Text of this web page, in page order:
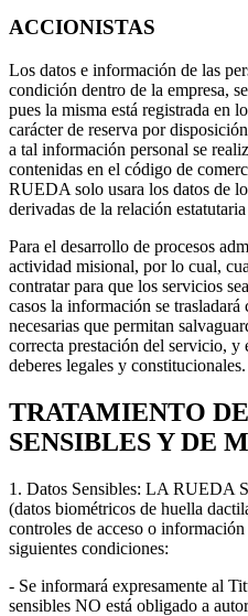
ACCIONISTAS
Los datos e información de las
condición dentro de la empresa,
pues la misma está registrada en
carácter de reserva por
a tal información personal se
contenidas en el código de
RUEDA solo usara los datos de
derivadas de la relación
Para el desarrollo de procesos
actividad misional, por lo cual,
contratar para que los servicios
casos la información se trasladará
necesarias que permitan
correcta prestación del servicio, y
deberes legales y constitucionales.
TRATAMIENTO
SENSIBLES Y DE
1. Datos Sensibles: LA RUEDA
(datos biométricos de huella
controles de acceso o
siguientes condiciones:
- Se informará expresamente al
sensibles NO está obligado a